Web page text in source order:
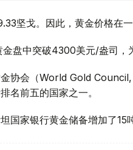
坚戈。因此，黄金价格在
盘中突破4300美元/盎司，
金协会（World Gold
名前五的国家之一。
国家银行黄金储备增加了15吨